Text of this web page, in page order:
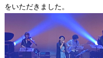
をいただきました。